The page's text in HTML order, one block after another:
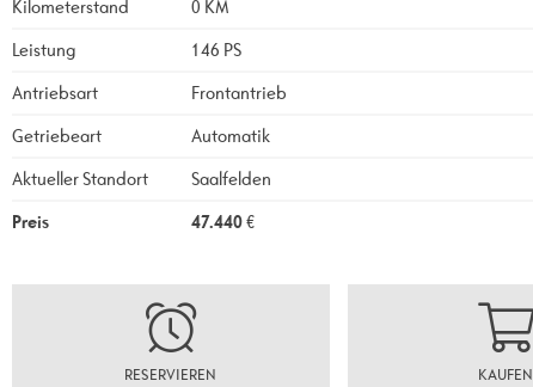
Kilometerstand
0 KM
Leistung
146 PS
Antriebsart
Frontantrieb
Getriebeart
Automatik
Aktueller Standort
Saalfelden
Preis
47.440€
RESERVIEREN KAUFEN